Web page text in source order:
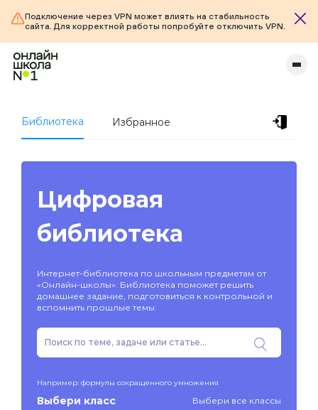
Подключение через VPN может влиять на стабильность
сайта. Для корректной работы попробуйте отключить VPN.
Библиотека Избранное
Цифровая
библиотека
Интернет-библиотека по школьным предметам от
«Онлайн-школы». Библиотека поможет решить
домашнее задание, подготовиться к контрольной и
вспомнить прошлые темы.
Например: формулы сокращенного умножения
Выбери класс Выбери все классы